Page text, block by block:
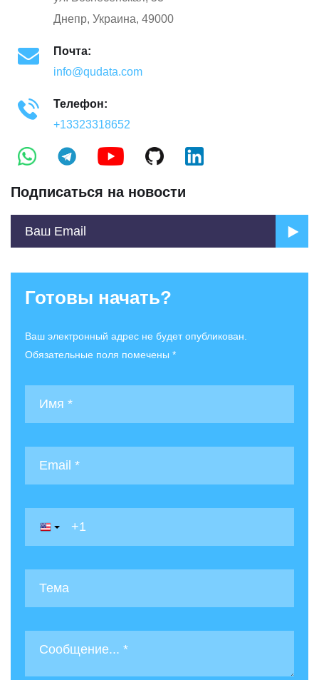
Днепр, Украина, 49000
Почта:
info@qudata.com
Телефон:
+13323318652
Подписаться на новости
Готовы начать?
Ваш электронный адрес не будет опубликован.
Обязательные поля помечены *